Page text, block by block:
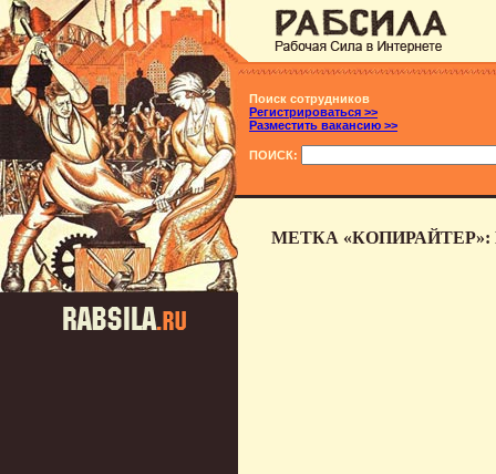
Поиск сотрудников
Регистрироваться >>
Разместить вакансию >>
ПОИСК:
МЕТКА